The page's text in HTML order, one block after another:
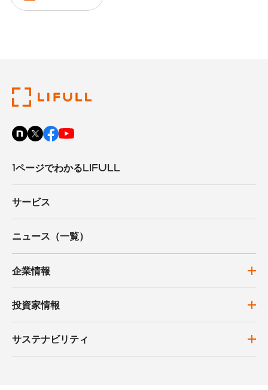
1ページでわかるLIFULL
サービス
ニュース（一覧）
企業情報
投資家情報
サステナビリティ